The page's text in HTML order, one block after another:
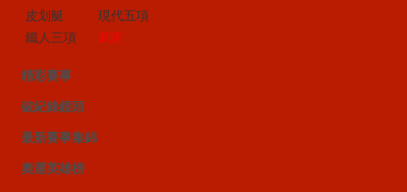
皮划艇
現代五項
鐵人三項
武術
精彩賽事
破紀錄鏡頭
最新賽事集錦
奧運英雄榜